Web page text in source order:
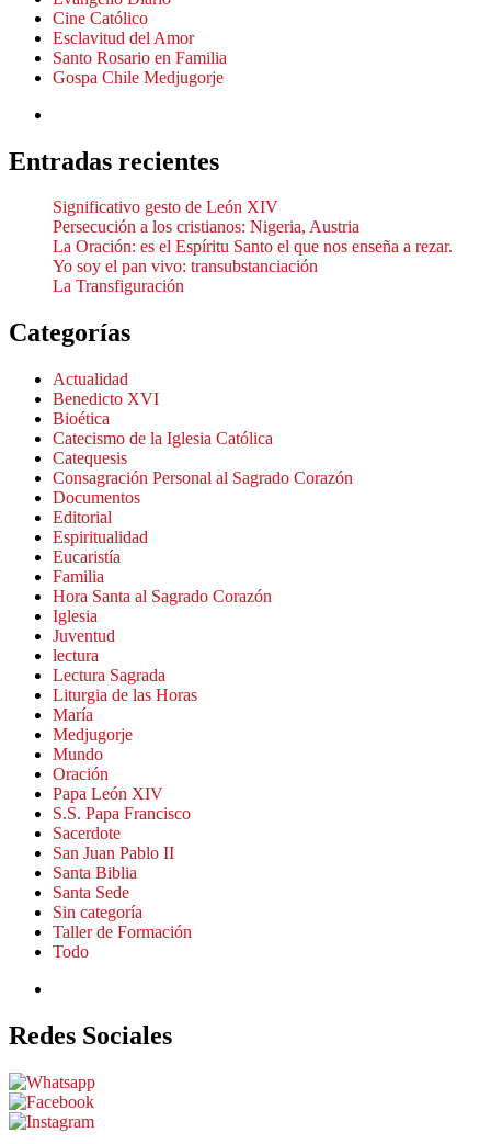
Cine Católico
Esclavitud del Amor
Santo Rosario en Familia
Gospa Chile Medjugorje
Entradas recientes
Significativo gesto de León XIV
Persecución a los cristianos: Nigeria, Austria
La Oración: es el Espíritu Santo el que nos enseña a rezar.
Yo soy el pan vivo: transubstanciación
La Transfiguración
Categorías
Actualidad
Benedicto XVI
Bioética
Catecismo de la Iglesia Católica
Catequesis
Consagración Personal al Sagrado Corazón
Documentos
Editorial
Espiritualidad
Eucaristía
Familia
Hora Santa al Sagrado Corazón
Iglesia
Juventud
lectura
Lectura Sagrada
Liturgia de las Horas
María
Medjugorje
Mundo
Oración
Papa León XIV
S.S. Papa Francisco
Sacerdote
San Juan Pablo II
Santa Biblia
Santa Sede
Sin categoría
Taller de Formación
Todo
Redes Sociales